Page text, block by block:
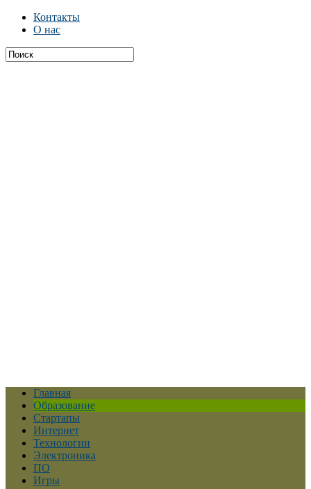
Контакты
О нас
Главная
Образование
Стартапы
Интернет
Технологии
Электроника
ПО
Игры